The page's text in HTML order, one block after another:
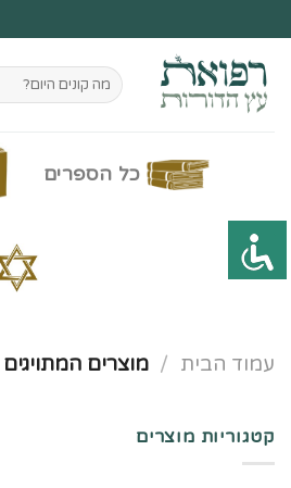
to
content
חיפוש
עבור:
כל הספרים
עמוד הבית / מוצרים המתויגים
קטגוריות מוצרים